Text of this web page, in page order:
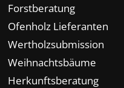
Forstberatung
Ofenholz Lieferanten
Wertholzsubmission
Weihnachtsbäume
Herkunftsberatung